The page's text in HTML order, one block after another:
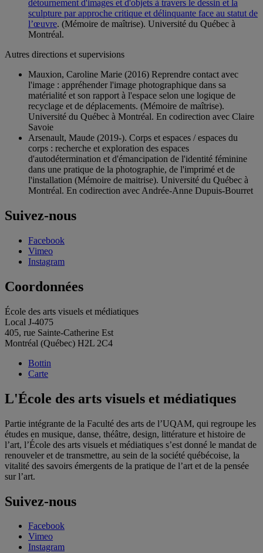
détournement d'images et d'objets à travers le dessin et la
sculpture par approche critique et délinquante face au statut de
l’œuvre. (Mémoire de maîtrise). Université du Québec à
Montréal.
Autres directions et supervisions
Mauxion, Caroline Marie (2016) Reprendre contact avec
l'image : appréhender l'image photographique dans sa
matérialité et son rapport à l'espace selon une logique de
recyclage et de déplacements. (Mémoire de maîtrise).
Université du Québec à Montréal. En codirection avec Claire
Savoie
Arsenault, Maude (2019-). Corps et espaces / espaces du
corps : recherche et exploration des espaces
d'autodétermination et d'émancipation de l'identité féminine
dans une pratique de la photographie, de l'imprimé et de
l'installation (Mémoire de maitrise). Université du Québec à
Montréal. En codirection avec Andrée-Anne Dupuis-Bourret
Suivez-nous
Facebook
Vimeo
Instagram
Coordonnées
École des arts visuels et médiatiques
Local J-4075
405, rue Sainte-Catherine Est
Montréal (Québec) H2L 2C4
Bottin
Carte
L'École des arts visuels et médiatiques
Partie intégrante de la Faculté des arts de l’UQAM, qui regroupe les
études en musique, danse, théâtre, design, littérature et histoire de
l’art, l’École des arts visuels et médiatiques s’est donné le mandat de
renouveler et de transmettre, au sein de la société québécoise, la
vitalité des savoirs émergents de la pratique de l’art et de la pensée
sur l’art.
Suivez-nous
Facebook
Vimeo
Instagram